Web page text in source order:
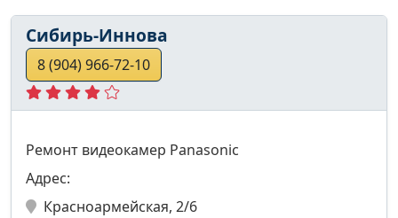
Сибирь-Иннова
8 (904) 966-72-10
Ремонт видеокамер Panasonic
Адрес:
Красноармейская, 2/6